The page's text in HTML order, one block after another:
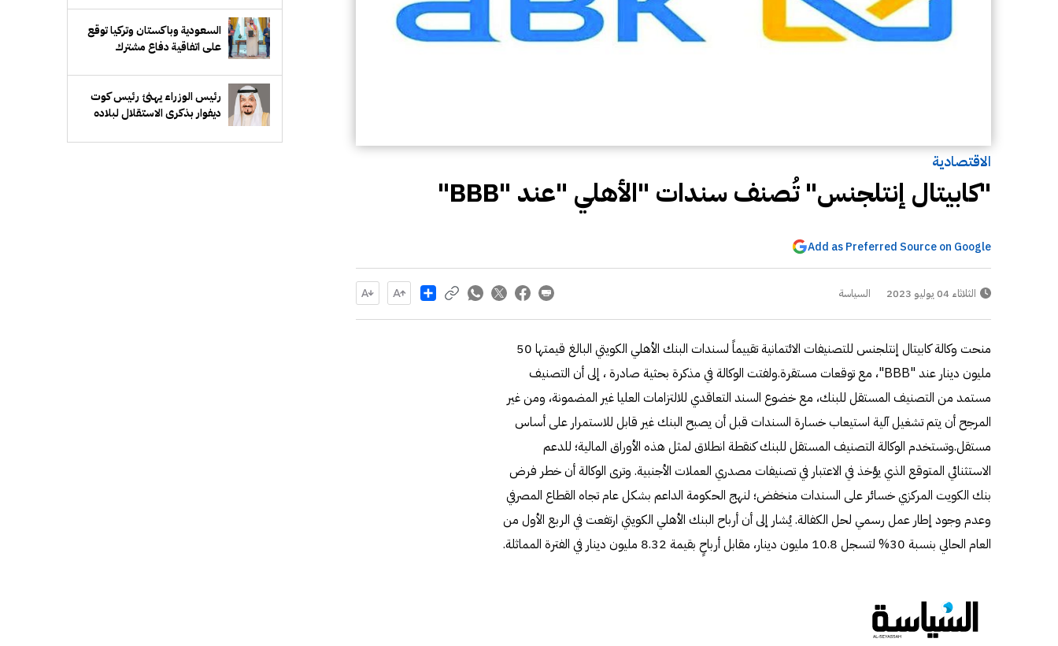
الاقتصادية
"كابيتال إنتلجنس" تُصنف سندات "الأهلي "عند "BBB"
Add as Preferred Source on Google
الثلاثاء 04 يوليو 2023 السياسة Share
منحت وكالة كابيتال إنتلجنس للتصنيفات الائتمانية تقييماً لسندات البنك الأهلي الكويتي البالغ قيمتها 50
مليون دينار عند "BBB"، مع توقعات مستقرة.ولفتت الوكالة في مذكرة بحثية صادرة ، إلى أن التصنيف
مستمد من التصنيف المستقل للبنك، مع خضوع السند التعاقدي للالتزامات العليا غير المضمونة، ومن غير
المرجح أن يتم تشغيل آلية استيعاب خسارة السندات قبل أن يصبح البنك غير قابل للاستمرار على أساس
مستقل.وتستخدم الوكالة التصنيف المستقل للبنك كنقطة انطلاق لمثل هذه الأوراق المالية؛ للدعم
الاستثنائي المتوقع الذي يؤخذ في الاعتبار في تصنيفات مصدري العملات الأجنبية. وترى الوكالة أن خطر فرض
بنك الكويت المركزي خسائر على السندات منخفض؛ لنهج الحكومة الداعم بشكل عام تجاه القطاع المصرفي
وعدم وجود إطار عمل رسمي لحل الكفالة. يُشار إلى أن أرباح البنك الأهلي الكويتي ارتفعت في الربع الأول من
العام الحالي بنسبة 30% لتسجل 10.8 مليون دينار، مقابل أرباحٍ بقيمة 8.32 مليون دينار في الفترة المماثلة.
السعودية وباكستان وتركيا توقع
على اتفاقية دفاع مشترك
رئيس الوزراء يهنئ رئيس كوت
ديفوار بذكرى الاستقلال لبلاده